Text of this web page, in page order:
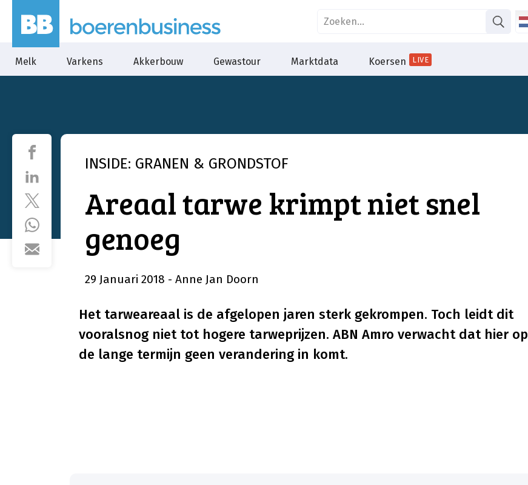
Melk Varkens Akkerbouw Gewastour Marktdata Koersen LIVE
INSIDE: GRANEN & GRONDSTOF
Areaal tarwe krimpt niet snel
genoeg
29 Januari 2018 - Anne Jan Doorn
Het tarweareaal is de afgelopen jaren sterk gekrompen. Toch leidt dit
vooralsnog niet tot hogere tarweprijzen. ABN Amro verwacht dat hier op
de lange termijn geen verandering in komt.